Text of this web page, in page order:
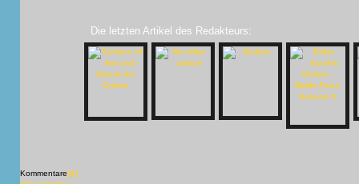
Die letzten Artikel des Redakteurs:
Kommentare[X]